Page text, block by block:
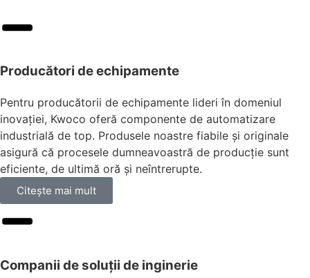
Producători de echipamente
Pentru producătorii de echipamente lideri în domeniul
inovației, Kwoco oferă componente de automatizare
industrială de top. Produsele noastre fiabile și originale
asigură că procesele dumneavoastră de producție sunt
eficiente, de ultimă oră și neîntrerupte.
Citeşte mai mult
Companii de soluții de inginerie